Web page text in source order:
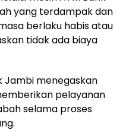
yang terdampak dan
berlaku habis atau
tidak ada biaya
Jambi menegaskan
pelayanan
selama proses